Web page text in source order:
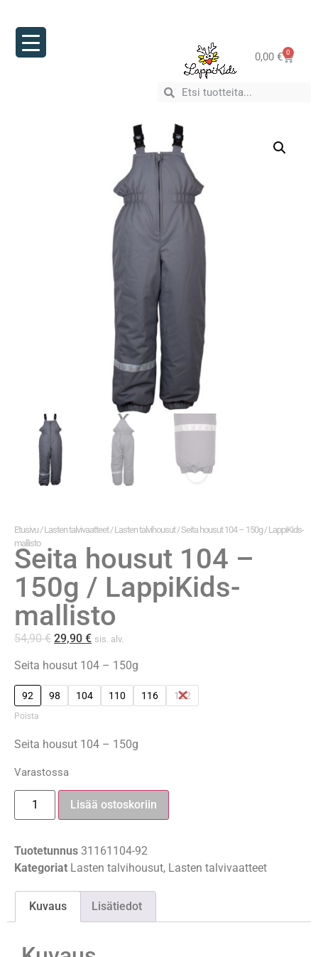
0,00 € 0
Etusivu /Lasten talvivaatteet/Lasten talvihousut/ Seita housut 104 – 150g / LappiKids-
mallisto
Seita housut 104 –
150g / LappiKids-
mallisto
54,90€ 29,90 € sis. alv.
Seita housut 104 – 150g
92 98 104 110 116 122
Poista
Seita housut 104 – 150g
Varastossa
Lisää ostoskoriin
Tuotetunnus 31161104-92
Kategoriat Lasten talvihousut, Lasten talvivaatteet
Kuvaus Lisätiedot